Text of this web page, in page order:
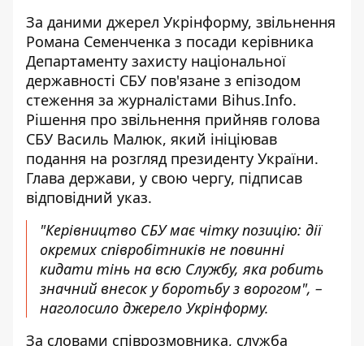
За даними джерел Укрінформу, звільнення
Романа Семенченка з посади керівника
Департаменту захисту національної
державності СБУ пов'язане з епізодом
стеження за журналістами Bihus.Info.
Рішення про звільнення прийняв голова
СБУ Василь Малюк, який ініціював
подання на розгляд президенту України.
Глава держави, у свою чергу, підписав
відповідний указ.
"Керівництво СБУ має чітку позицію: дії
окремих співробітників не повинні
кидати тінь на всю Службу, яка робить
значний внесок у боротьбу з ворогом", –
наголосило джерело Укрінформу.
За словами співрозмовника, служба